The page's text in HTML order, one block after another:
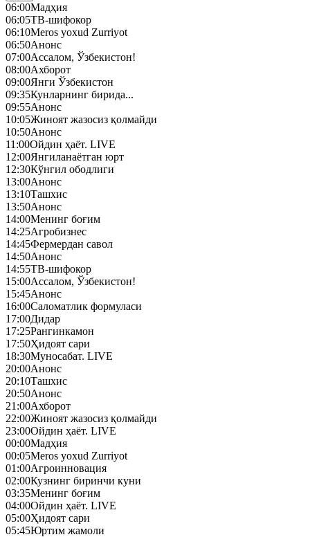
06:00Мадҳия
06:05ТВ-шифокор
06:10Meros yoxud Zurriyot
06:50Анонс
07:00Ассалом, Ўзбекистон!
08:00Ахборот
09:00Янги Ўзбекистон
09:35Кунларнинг бирида...
09:55Анонс
10:05Жиноят жазосиз қолмайди
10:50Анонс
11:00Ойдин ҳаёт. LIVE
12:00Янгиланаётган юрт
12:30Кўнгил ободлиги
13:00Анонс
13:10Ташхис
13:50Анонс
14:00Менинг боғим
14:25Агробизнес
14:45Фермердан савол
14:50Анонс
14:55ТВ-шифокор
15:00Ассалом, Ўзбекистон!
15:45Анонс
16:00Саломатлик формуласи
17:00Дидар
17:25Рангинкамон
17:50Ҳидоят сари
18:30Муносабат. LIVE
20:00Анонс
20:10Ташхис
20:50Анонс
21:00Ахборот
22:00Жиноят жазосиз қолмайди
23:00Ойдин ҳаёт. LIVE
00:00Мадҳия
00:05Meros yoxud Zurriyot
01:00Агроинновация
02:00Кузнинг биринчи куни
03:35Менинг боғим
04:00Ойдин ҳаёт. LIVE
05:00Ҳидоят сари
05:45Юртим жамоли